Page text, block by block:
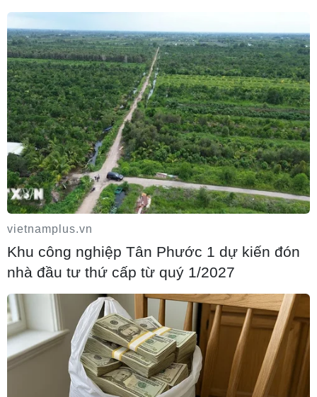
Hội đồng quốc phòng cũng đã chỉ thị cho chính phủ nhanh chóng
thực hiệncác biện pháp nhằm tạo ra 60.000 cơ hội việc làm cho sinh
viên tốt nghiệp đạihọc ở Yemen, bắt đầu từ ngày 12/3.
Trước đó, ngày 10/3, ông Saleh đưa ra sáng kiến cam kết tổ chức
trưng cầuý dân về sửa đổi Hiến pháp trong năm nay, có tính đến
luật bầu cử, để chuẩn bịcho việc chuyển giao quyền lực cho quốc
hội. Sáng kiến cũng đề cập việc pháttriển hệ thống chính quyền địa
phương trên cơ sở phân quyền về tài chính và quảnlý.
Trong khi đó, phe đối lập tại Yemen đề nghị Mỹ đảm bảo một thời
gian biểuđể Tổng thống Saleh chuyển giao quyền lực trước khi
nước này tiến hành đối thoạidân tộc. Người phát ngôn liên minh đối
lập, ông Mohamed Qahtan nhấn mạnh bất kỳcuộc đối thoại nào
không kèm theo việc thông qua tiến chính chuyển giao quyềnlực
nhanh chóng và êm ả vào cuối năm 2011 sẽ không có giá trị./.
vietnamplus.vn
Khu công nghiệp Tân Phước 1 dự kiến đón
nhà đầu tư thứ cấp từ quý 1/2027